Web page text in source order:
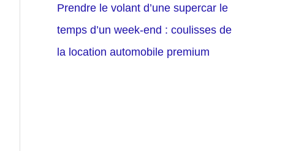
Prendre le volant d’une supercar le
temps d’un week-end : coulisses de
la location automobile premium